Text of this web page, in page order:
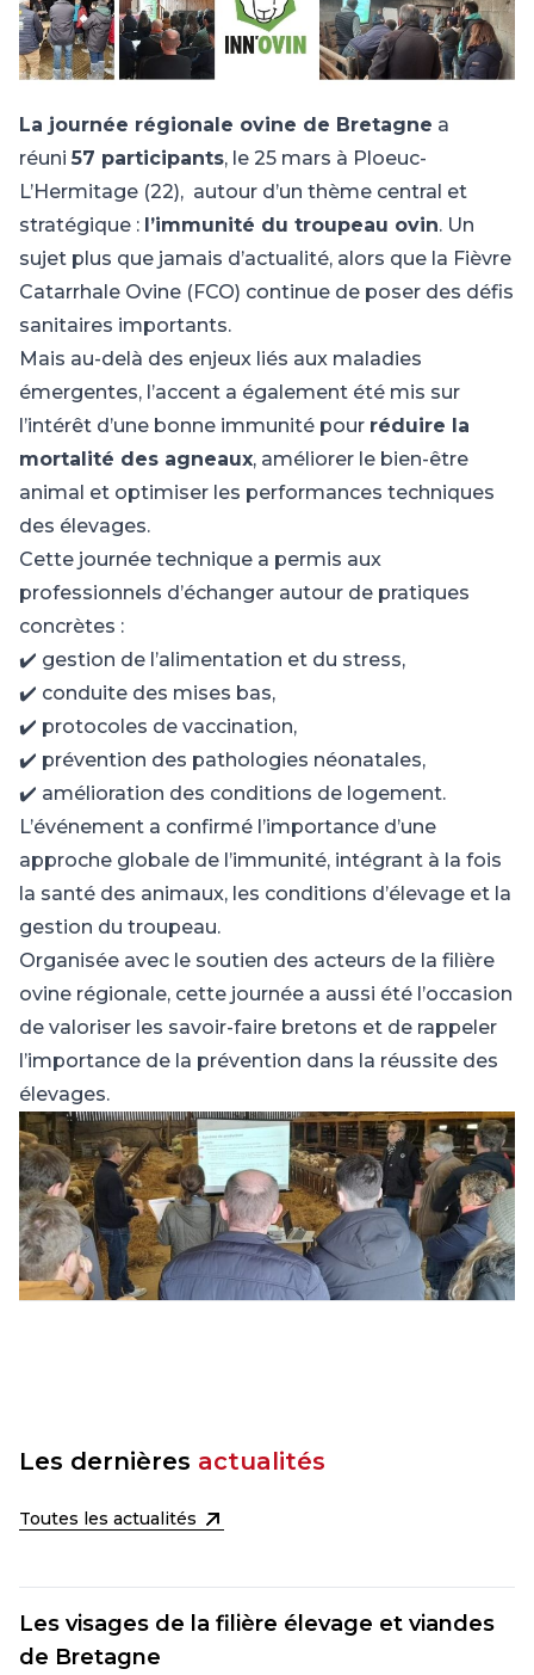
La journée régionale ovine de Bretagne a
réuni57 participants, le 25 mars à Ploeuc-
L’Hermitage (22), autour d’un thème central et
stratégique : l’immunité du troupeau ovin. Un
sujet plus que jamais d’actualité, alors que la Fièvre
Catarrhale Ovine (FCO) continue de poser des défis
sanitaires importants.
Mais au-delà des enjeux liés aux maladies
émergentes, l’accent a également été mis sur
l’intérêt d’une bonne immunité pour réduire la
mortalité des agneaux, améliorer le bien-être
animal et optimiser les performances techniques
des élevages.
Cette journée technique a permis aux
professionnels d’échanger autour de pratiques
concrètes :
✔️ gestion de l’alimentation et du stress,
✔️ conduite des mises bas,
✔️ protocoles de vaccination,
✔️ prévention des pathologies néonatales,
✔️ amélioration des conditions de logement.
L’événement a confirmé l’importance d’une
approche globale de l’immunité, intégrant à la fois
la santé des animaux, les conditions d’élevage et la
gestion du troupeau.
Organisée avec le soutien des acteurs de la filière
ovine régionale, cette journée a aussi été l’occasion
de valoriser les savoir-faire bretons et de rappeler
l’importance de la prévention dans la réussite des
élevages.
Les dernières actualités
Toutes les actualités
Les visages de la filière élevage et viandes
de Bretagne